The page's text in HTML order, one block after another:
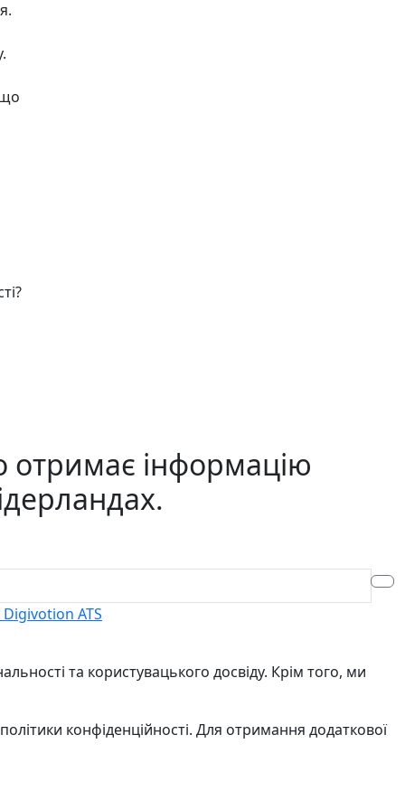
інформацію
ATS
та користувацького досвіду. Крім того, ми
конфіденційності. Для отримання додаткової